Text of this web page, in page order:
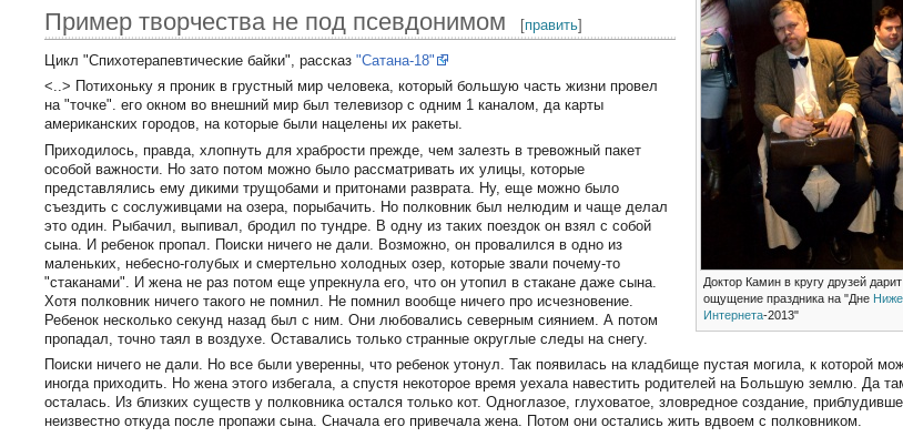
Доктор Камин в кругу друзей дарит
ощущение праздника на "Дне
Интернета-2013"
Пример творчества не под псевдонимом [править]
Цикл "Спихотерапевтические байки", рассказ"Cатана-18"
<..> Потихоньку я проник в грустный мир человека, который большую часть жизни провел
на "точке". его окном во внешний мир был телевизор с одним 1 каналом, да карты
американских городов, на которые были нацелены их ракеты.
Приходилось, правда, хлопнуть для храбрости прежде, чем залезть в тревожный пакет
особой важности. Но зато потом можно было рассматривать их улицы, которые
представлялись ему дикими трущобами и притонами разврата. Ну, еще можно было
съездить с сослуживцами на озера, порыбачить. Но полковник был нелюдим и чаще делал
это один. Рыбачил, выпивал, бродил по тундре. В одну из таких поездок он взял с собой
сына. И ребенок пропал. Поиски ничего не дали. Возможно, он провалился в одно из
маленьких, небесно-голубых и смертельно холодных озер, которые звали почему-то
"стаканами". И жена не раз потом еще упрекнула его, что он утопил в стакане даже сына.
Хотя полковник ничего такого не помнил. Не помнил вообще ничего про исчезновение.
Ребенок несколько секунд назад был с ним. Они любовались северным сиянием. А потом
пропадал, точно таял в воздухе. Оставались только странные округлые следы на снегу.
Поиски ничего не дали. Но все были уверенны, что ребенок утонул. Так появилась на кладбище пустая могила, к которой
иногда приходить. Но жена этого избегала, а спустя некоторое время уехала навестить родителей на Большую землю. Да
осталась. Из близких существ у полковника остался только кот. Одноглазое, глуховатое, зловредное создание,
неизвестно откуда после пропажи сына. Сначала его привечала жена. Потом они остались жить вдвоем с полковником.